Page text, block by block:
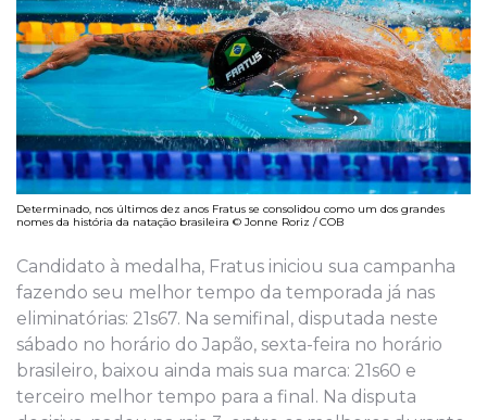
Determinado, nos últimos dez anos Fratus se consolidou como um dos grandes
nomes da história da natação brasileira © Jonne Roriz / COB
Candidato à medalha, Fratus iniciou sua campanha
fazendo seu melhor tempo da temporada já nas
eliminatórias: 21s67. Na semifinal, disputada neste
sábado no horário do Japão, sexta-feira no horário
brasileiro, baixou ainda mais sua marca: 21s60 e
terceiro melhor tempo para a final. Na disputa